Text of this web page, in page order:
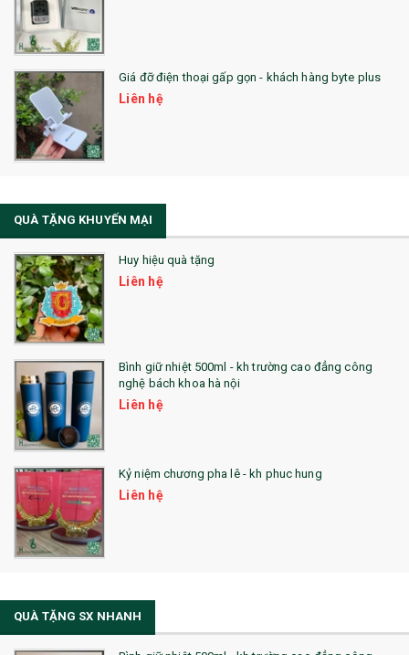
SẢN PHẨM ĐÃ THỰC HIỆN
QUÀ TẶNG SỨC KHỎE
SẢN PHẨM MỚI 2021
Sổ Sạc Đa Năng
La Fonte
Giá đỡ điện thoại gấp gọn - khách hàng byte plus
Liên hệ
QUÀ TẶNG KHUYẾN MẠI
Huy hiệu quà tặng
Liên hệ
Bình giữ nhiệt 500ml - kh trường cao đẳng công
nghệ bách khoa hà nội
Liên hệ
Kỷ niệm chương pha lê - kh phuc hung
Liên hệ
QUÀ TẶNG SX NHANH